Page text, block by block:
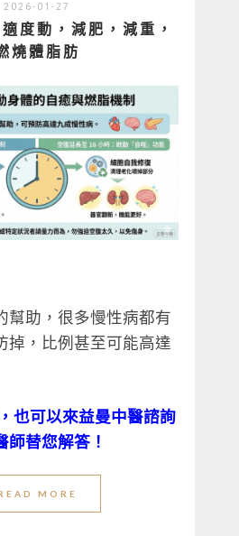
2026-01-27
度動，減肥，減重，
燒體脂肪
幫助，很多慢性病都有
掉，比例甚至可能高達
也可以來益曼中醫諮詢
師替您解答！
MORE